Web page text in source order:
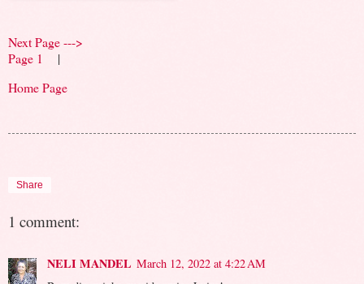
Next Page --->
Page 1 |
Home Page
Share
1 comment:
NELI MANDEL March 12, 2022 at 4:22 AM